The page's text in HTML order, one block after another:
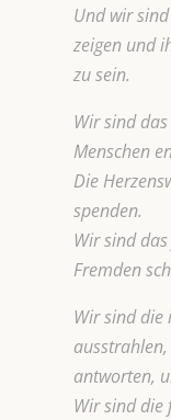
Und wir
zeigen und
zu sein.
Wir sind
Menschen
Die
spenden.
Wir sind
Fremden
Wir sind die
antworten,
Wir sind